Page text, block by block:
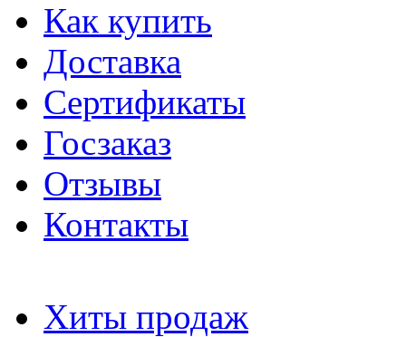
Как купить
Доставка
Сертификаты
Госзаказ
Отзывы
Контакты
Хиты продаж